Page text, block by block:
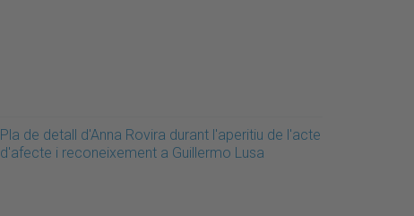
Pla de detall d'Anna Rovira durant l'aperitiu de l'acte
d'afecte i reconeixement a Guillermo Lusa